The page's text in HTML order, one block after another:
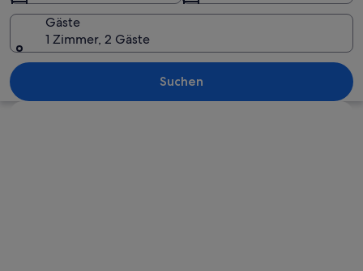
Ein Golfplatz mit Bergelandschaft
Gäste
1 Zimmer, 2 Gäste
Suchen